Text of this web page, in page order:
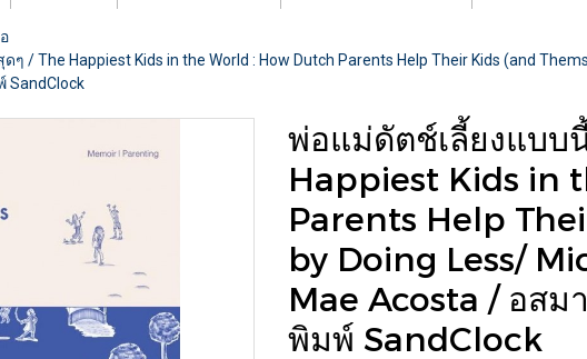
The Happiest Kids in the World : How Dutch Parents Help Their Kids (and
SandClock
พ่อแม่ดัตช์เลี้ยงแบบ
Happiest Kids in
Parents Help
by Doing Less/
Mae Acosta / อสม
พิมพ์ SandClock